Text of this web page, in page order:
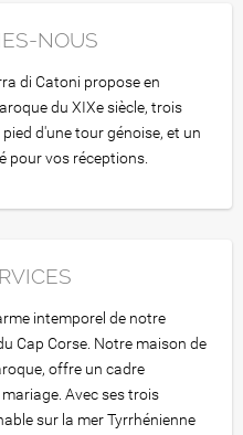
NOUS
di Catoni propose en
du XIXe siècle, trois
d'une tour génoise, et un
pour vos réceptions.
intemporel de notre
Cap Corse. Notre maison de
offre un cadre
Avec ses trois
sur la mer Tyrrhénienne